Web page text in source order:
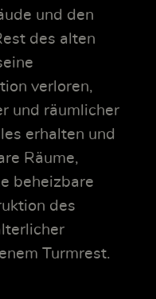
und den
des alten
verloren,
und räumlicher
erhalten und
Räume,
beheizbare
des
Turmrest.